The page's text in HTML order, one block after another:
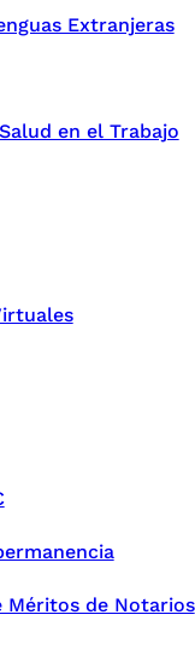
Extranjeras
en el Trabajo
Méritos de Notarios